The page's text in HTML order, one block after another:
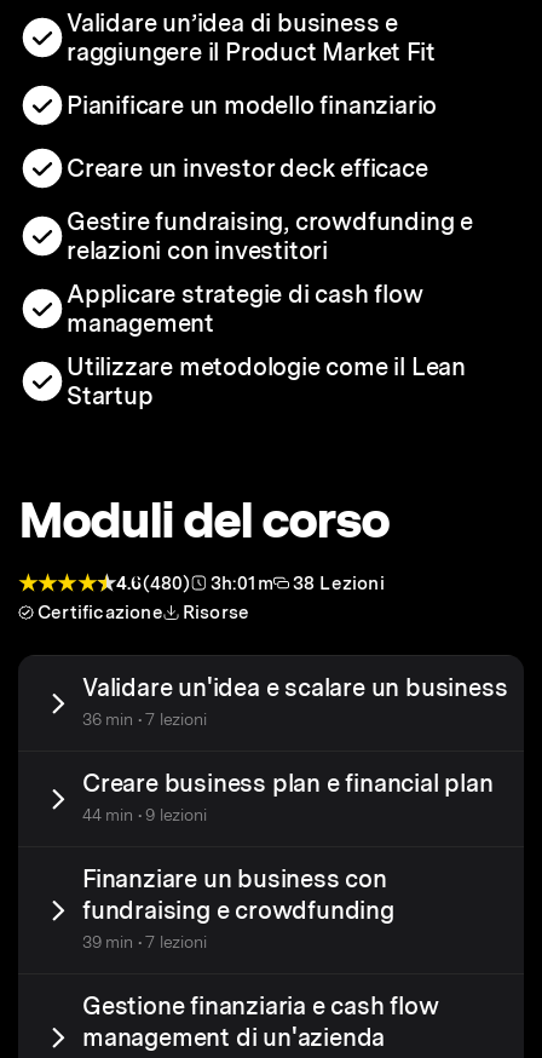
Validare un’idea di business e
raggiungere il Product Market Fit
Pianificare un modello finanziario
Creare un investor deck efficace
Gestire fundraising, crowdfunding e
relazioni con investitori
Applicare strategie di cash flow
management
Utilizzare metodologie come il Lean
Startup
Moduli del corso
4.6(480) 3h:01m
38 Lezioni
Certificazione
Risorse
Validare un'idea e scalare un business
36 min • 7 lezioni
Creare business plan e financial plan
44 min • 9 lezioni
Finanziare un business con
fundraising e crowdfunding
39 min • 7 lezioni
Gestione finanziaria e cash flow
management di un'azienda